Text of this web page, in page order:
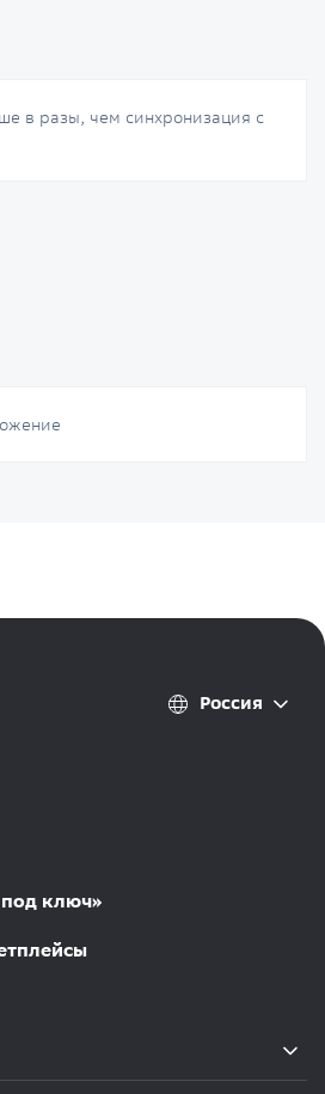
в разы, чем синхронизация с
ключ»
Россия